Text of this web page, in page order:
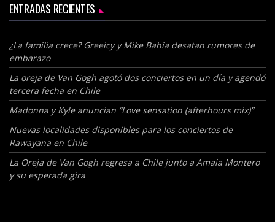
ENTRADAS RECIENTES
¿La familia crece? Greeicy y Mike Bahia desatan rumores de
embarazo
La oreja de Van Gogh agotó dos conciertos en un día y agendó
tercera fecha en Chile
Madonna y Kyle anuncian “Love sensation (afterhours mix)”
Nuevas localidades disponibles para los conciertos de
Rawayana en Chile
La Oreja de Van Gogh regresa a Chile junto a Amaia Montero
y su esperada gira